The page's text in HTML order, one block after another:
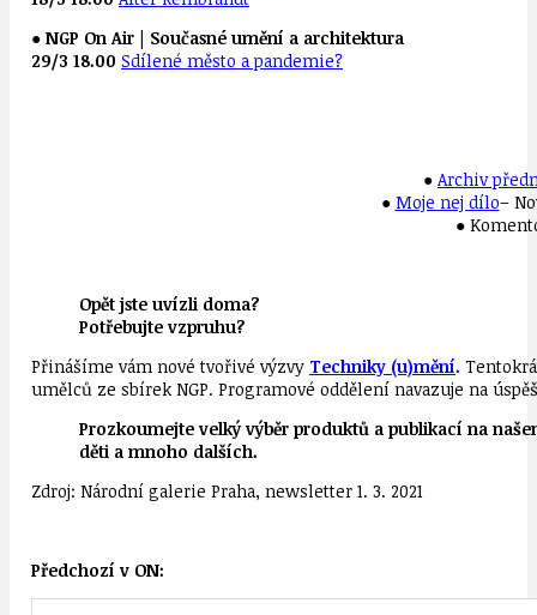
● NGP On Air | Současné umění a architektura
29/3 18.00 Sdílené město a pandemie?
● Archiv
● Moje nej dílo–
●
Opět jste uvízli doma?
Potřebujte vzpruhu?
Přinášíme vám nové tvořivé výzvy Techniky (u)mění.
umělců ze sbírek NGP. Programové oddělení navazuje na
Prozkoumejte velký výběr produktů a publikací na
děti a mnoho dalších.
Zdroj: Národní galerie Praha, newsletter 1. 3. 2021
Předchozí v ON: